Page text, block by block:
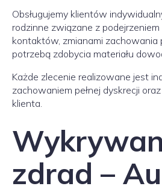
Obsługujemy klientów
rodzinne związane z
kontaktów, zmianami zachowania
potrzebą zdobycia materiału
Każde zlecenie realizowane jest
zachowaniem pełnej dyskrecji
klienta.
zdrad –